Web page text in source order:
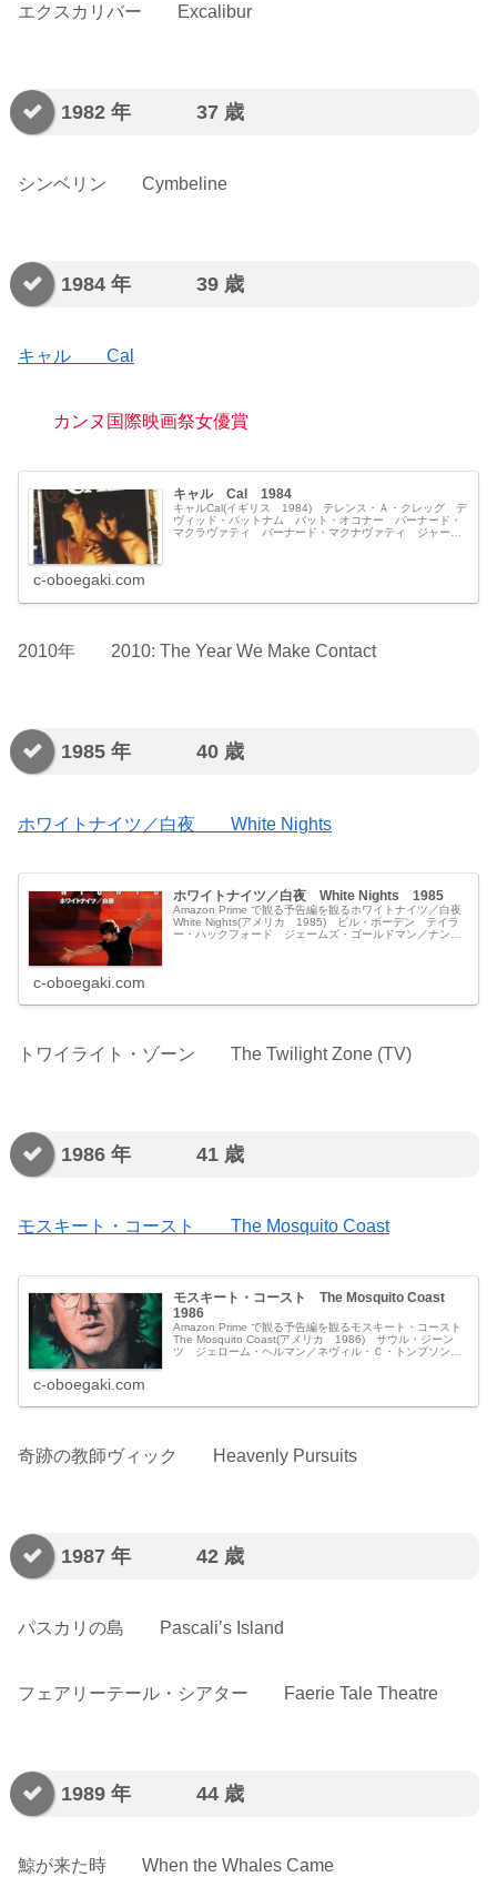
エクスカリバー Excalibur
1982 年 37 歳
シンベリン Cymbeline
1984 年 39 歳
キャル Cal
カンヌ国際映画祭女優賞
キャル Cal 1984
キャルCal(イギリス 1984) テレンス・Ａ・クレッグ デ
ヴィッド・パットナム パット・オコナー バーナード・
マクラヴァティ バーナード・マクナヴァティ ジャージ
c-oboegaki.com
2010年 2010: The Year We Make Contact
1985 年 40 歳
ホワイトナイツ／白夜 White Nights
ホワイトナイツ／白夜 White Nights 1985
Amazon Prime で観る予告編を観るホワイトナイツ／白夜
White Nights(アメリカ 1985) ビル・ボーデン テイラ
ー・ハックフォード ジェームズ・ゴールドマン／ナンシ
c-oboegaki.com
トワイライト・ゾーン The Twilight Zone (TV)
1986 年 41 歳
モスキート・コースト The Mosquito Coast
モスキート・コースト The Mosquito Coast
1986
Amazon Prime で観る予告編を観るモスキート・コースト
The Mosquito Coast(アメリカ 1986) サウル・ジーン
ツ ジェローム・ヘルマン／ネヴィル・Ｃ・トンプソン
c-oboegaki.com
奇跡の教師ヴィック Heavenly Pursuits
1987 年 42 歳
パスカリの島 Pascali’s Island
フェアリーテール・シアター Faerie Tale Theatre
1989 年 44 歳
鯨が来た時 When the Whales Came